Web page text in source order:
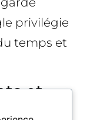
privilégie
temps et
et